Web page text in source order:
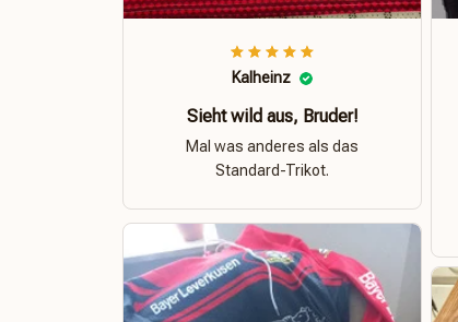
Kalheinz
Sieht wild aus, Bruder!
Mal was anderes als das
Standard-Trikot.